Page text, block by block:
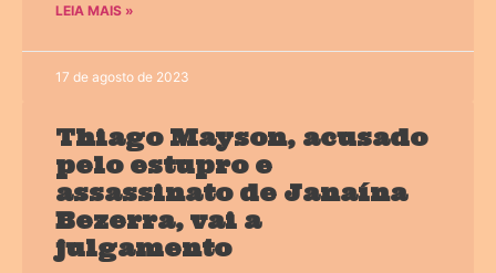
LEIA MAIS »
17 de agosto de 2023
Thiago Mayson, acusado
pelo estupro e
assassinato de Janaína
Bezerra, vai a
julgamento